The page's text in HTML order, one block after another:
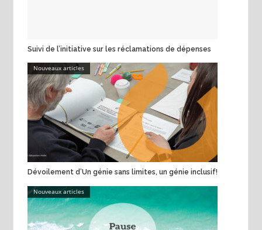
Suivi de l’initiative sur les réclamations de dépenses
Nouveaux articles
Dévoilement d’Un génie sans limites, un génie inclusif!
Nouveaux articles